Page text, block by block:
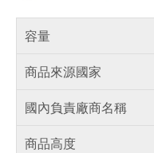
容量
商品來源國家
國內負責廠商名稱
商品高度